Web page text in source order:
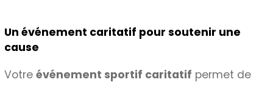
Un événement caritatif pour soutenir une
cause
Votreévénement sportif caritatif permet de